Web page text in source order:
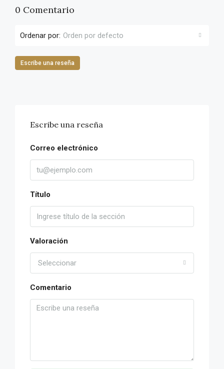
0 Comentario
Ordenar por: Orden por defecto
Escribe una reseña
Escribe una reseña
Correo electrónico
Título
Valoración
Seleccionar
Comentario